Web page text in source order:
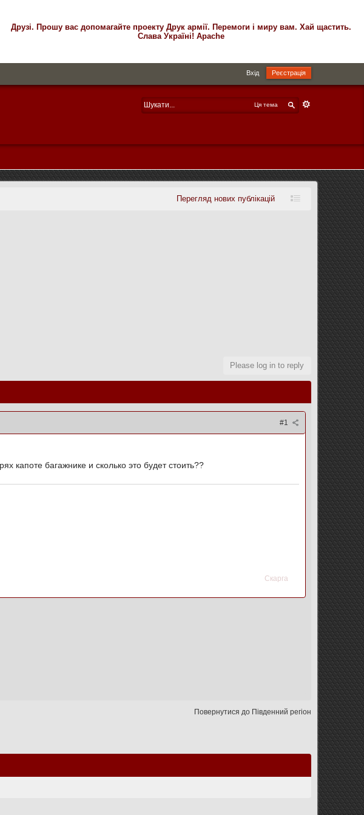
Друзі. Прошу вас допомагайте проекту Друк армії. Перемоги і миру вам. Хай щастить.
Слава Україні! Apache
Вхід Реєстрація
Ця тема
Перегляд нових публікацій
Please log in to reply
#1
капоте багажнике и сколько это будет стоить??
Скарга
Повернутися до Південний регіон